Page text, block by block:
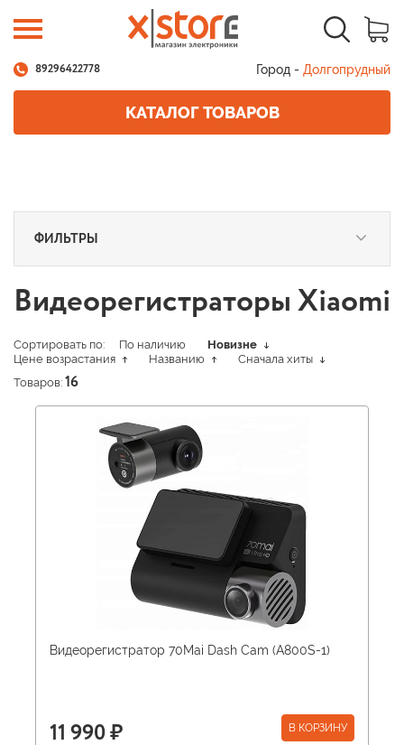
89296422778 Город - Долгопрудный
КАТАЛОГ ТОВАРОВ
ФИЛЬТРЫ
Видеорегистраторы Xiaomi
Сортировать по: По наличию
Новизне
Цене возрастания
Названию
Сначала хиты
Товаров: 16
Видеорегистратор 70Mai Dash Cam (A800S-1)
11 990 ₽ В КОРЗИНУ